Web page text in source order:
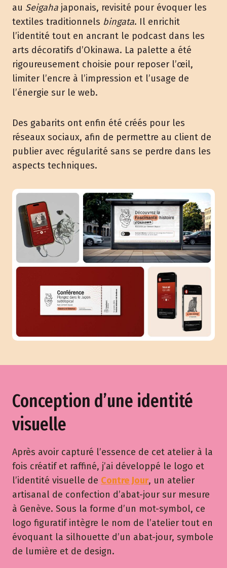
au Seigaha japonais, revisité pour évoquer les
textiles traditionnels bingata. Il enrichit
l’identité tout en ancrant le podcast dans les
arts décoratifs d’Okinawa. La palette a été
rigoureusement choisie pour reposer l’œil,
limiter l’encre à l’impression et l’usage de
l’énergie sur le web.
Des gabarits ont enfin été créés pour les
réseaux sociaux, afin de permettre au client de
publier avec régularité sans se perdre dans les
aspects techniques.
Conception d’une identité
visuelle
Après avoir capturé l’essence de cet atelier à la
fois créatif et raffiné, j’ai développé le logo et
l’identité visuelle de Contre Jour, un atelier
artisanal de confection d’abat-jour sur mesure
à Genève. Sous la forme d’un mot-symbol, ce
logo figuratif intègre le nom de l’atelier tout en
évoquant la silhouette d’un abat-jour, symbole
de lumière et de design.